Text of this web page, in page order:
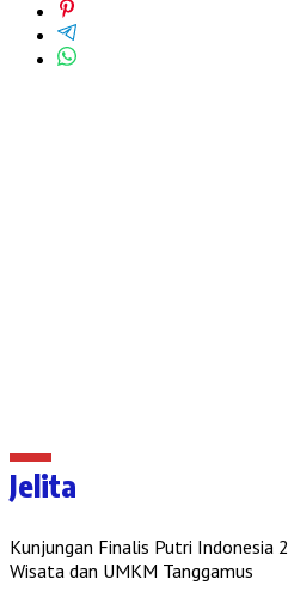
Jelita
Kunjungan Finalis Putri Indonesia
Wisata dan UMKM Tanggamus